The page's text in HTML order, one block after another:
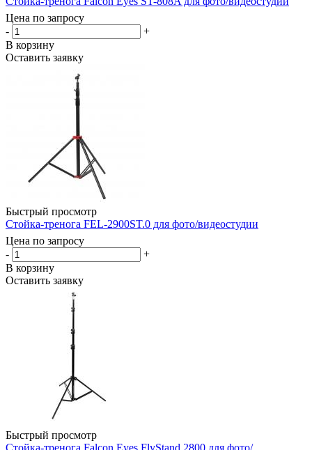
Цена по запросу
-
+
В корзину
Оставить заявку
Быстрый просмотр
Стойка-тренога FEL-2900ST.0 для фото/видеостудии
Цена по запросу
-
+
В корзину
Оставить заявку
Быстрый просмотр